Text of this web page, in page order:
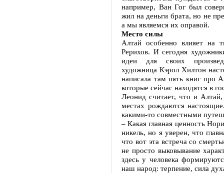
например, Ван Гог был
жил на деньги брата, но не
а мы являемся их оправой.
Место силы
Алтай особенно влияет на
Рерихов. И сегодня
идеи для своих
художница Кэрол Хилтон
написала там пять книг про
которые сейчас находятся в
Леонид считает, что и
местах рождаются
какими-то совместными
– Какая главная ценность
никель, но я уверен, что
что вот эта встреча со
не просто выковывание
здесь у человека
наш народ: терпение, сила